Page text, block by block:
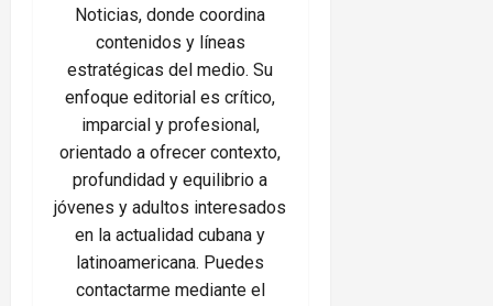
Noticias, donde coordina
contenidos y líneas
estratégicas del medio. Su
enfoque editorial es crítico,
imparcial y profesional,
orientado a ofrecer contexto,
profundidad y equilibrio a
jóvenes y adultos interesados
en la actualidad cubana y
latinoamericana. Puedes
contactarme mediante el